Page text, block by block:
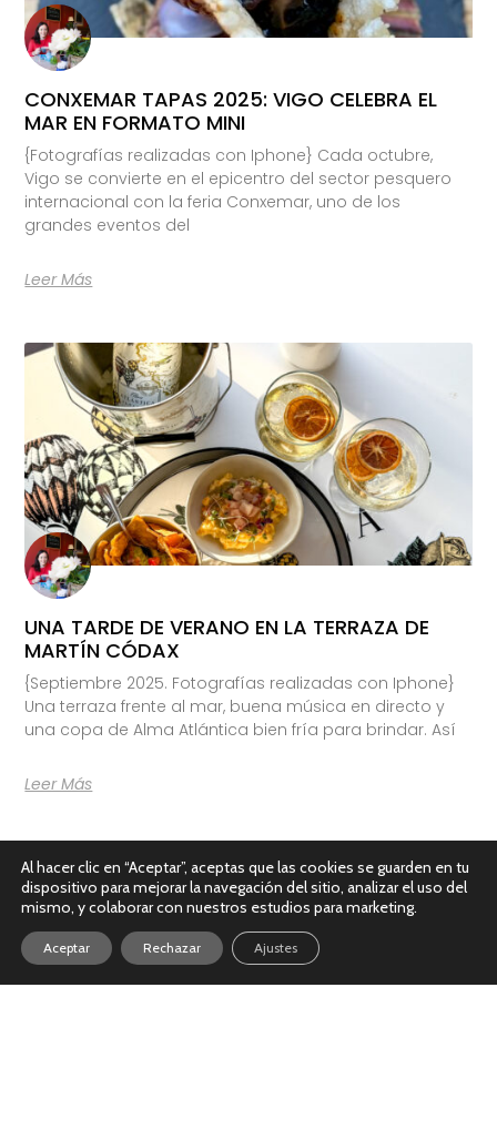
CONXEMAR TAPAS 2025: VIGO CELEBRA EL
MAR EN FORMATO MINI
{Fotografías realizadas con Iphone} Cada octubre,
Vigo se convierte en el epicentro del sector pesquero
internacional con la feria Conxemar, uno de los
grandes eventos del
Leer Más
UNA TARDE DE VERANO EN LA TERRAZA DE
MARTÍN CÓDAX
{Septiembre 2025. Fotografías realizadas con Iphone}
Una terraza frente al mar, buena música en directo y
una copa de Alma Atlántica bien fría para brindar. Así
Leer Más
Al hacer clic en “Aceptar”, aceptas que las cookies se guarden en tu
dispositivo para mejorar la navegación del sitio, analizar el uso del
mismo, y colaborar con nuestros estudios para marketing.
Aceptar Rechazar Ajustes